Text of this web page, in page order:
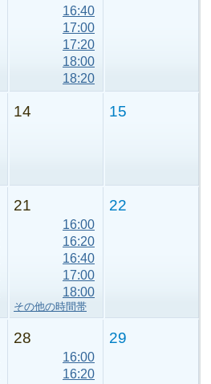
16:40
17:00
17:20
18:00
18:20
14 15
21
16:00
16:20
16:40
17:00
18:00
その他の時間帯
22
28
16:00
16:20
29